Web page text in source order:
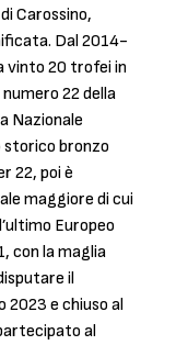
Carossino,
Dal 2014-
vinto 20 trofei in
22 della
Nazionale
storico bronzo
22, poi è
maggiore di cui
Europeo
con la maglia
il
2023 e chiuso al
al